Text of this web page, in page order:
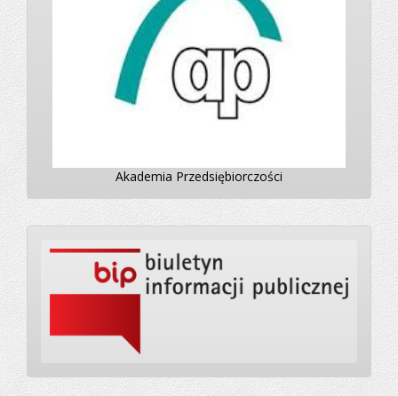
Akademia Przedsiębiorczości